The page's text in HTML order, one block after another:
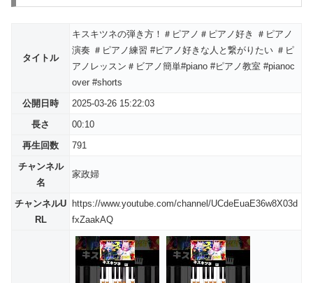
タイトル
キスキツネの弾き方！＃ピアノ＃ピアノ好き ＃ピアノ
演奏 ＃ピアノ練習 #ピアノ好きな人と繋がりたい ＃ピ
アノレッスン＃ビアノ簡単#piano #ピアノ教室 #pianoc
over #shorts
公開日時
2025-03-26 15:22:03
長さ
00:10
再生回数
791
チャンネル
名
家政婦
チャンネルU
RL
https://www.youtube.com/channel/UCdeEuaE36w8X03d
fxZaakAQ